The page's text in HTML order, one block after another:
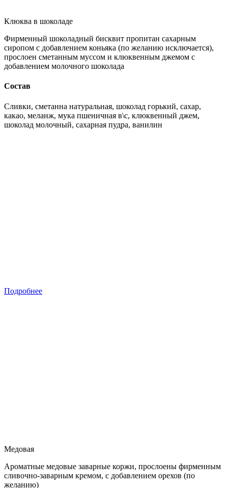
Клюква в шоколаде
Фирменный шоколадный бисквит пропитан сахарным
сиропом с добавлением коньяка (по желанию исключается),
прослоен сметанным муссом и клюквенным джемом с
добавлением молочного шоколада
Состав
Сливки, сметанна натуральная, шоколад горький, сахар,
какао, меланж, мука пшеничная в\с, клюквенный джем,
шоколад молочный, сахарная пудра, ванилин
Подробнее
Медовая
Ароматные медовые заварные коржи, прослоены фирменным
сливочно-заварным кремом, с добавлением орехов (по
желанию)